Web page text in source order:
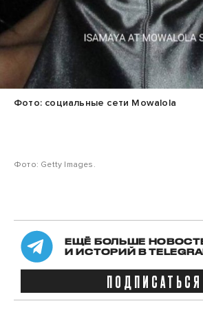
Фото: социальные сети Mowalola
Фото: Getty Images.
ЕЩЁ БОЛЬШЕ
И ИСТОРИЙ В
ПОДПИСАТЬСЯ